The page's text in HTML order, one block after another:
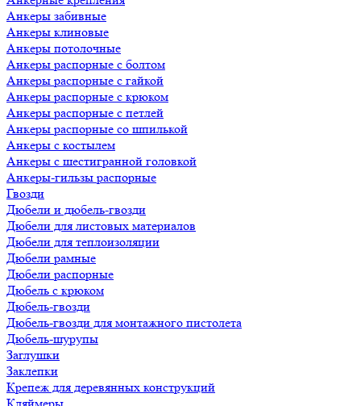
Анкеры забивные
Анкеры клиновые
Анкеры потолочные
Анкеры распорные с болтом
Анкеры распорные с гайкой
Анкеры распорные с крюком
Анкеры распорные с петлей
Анкеры распорные со шпилькой
Анкеры с костылем
Анкеры с шестигранной головкой
Анкеры-гильзы распорные
Гвозди
Дюбели и дюбель-гвозди
Дюбели для листовых материалов
Дюбели для теплоизоляции
Дюбели рамные
Дюбели распорные
Дюбель с крюком
Дюбель-гвозди
Дюбель-гвозди для монтажного пистолета
Дюбель-шурупы
Заглушки
Заклепки
Крепеж для деревянных конструкций